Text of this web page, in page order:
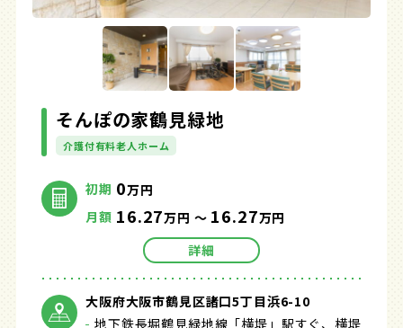
そんぽの家鶴見緑地
介護付有料老人ホーム
初期 0万円
月額 16.27万円 ～ 16.27万円
詳細
大阪府大阪市鶴見区諸口5丁目浜6-10
地下鉄長堀鶴見緑地線「横堤」駅すぐ、横堤